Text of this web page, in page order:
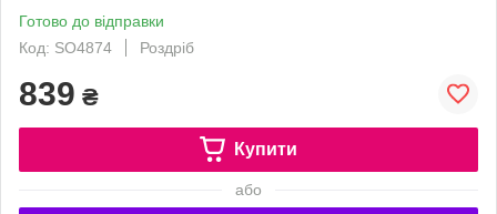
Готово до відправки
Код: SO4874
Роздріб
839 ₴
Купити
або